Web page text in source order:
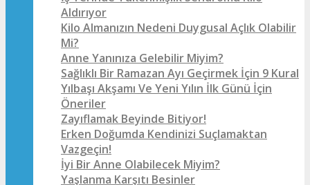
Aldırıyor
Kilo Almanızın Nedeni Duygusal Açlık Olabilir
Mi?
Anne Yanınıza Gelebilir Miyim?
Sağlıklı Bir Ramazan Ayı Geçirmek İçin 9 Kural
Yılbaşı Akşamı Ve Yeni Yılın İlk Günü İçin
Öneriler
Zayıflamak Beyinde Bitiyor!
Erken Doğumda Kendinizi Suçlamaktan
Vazgeçin!
İyi Bir Anne Olabilecek Miyim?
Yaşlanma Karşıtı Besinler